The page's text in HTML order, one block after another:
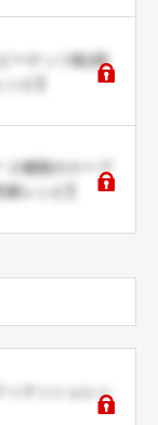
ーナッツ餡)胡
ピ】
種類のスープ
レシピ】
ィナンシェレシ